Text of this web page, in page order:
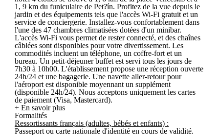
1, 9 km du funiculaire de Pet?ín. Profitez de la vue depuis le
jardin et des équipements tels que l'accès Wi-Fi gratuit et un
service de conciergerie. Installez-vous confortablement dans
l'une des 47 chambres climatisées dotées d'un minibar.
L'accès Wi-Fi vous permet de rester connecté, et des chaînes
câblées sont disponibles pour votre divertissement. Les
commodités incluent un téléphone, un coffre-fort et un
bureau. Un petit-déjeuner buffet est servi tous les jours de
7h30 à 10h00. L'établissement propose une réception ouverte
24h/24 et une bagagerie. Une navette aller-retour pour
l'aéroport est disponible moyennant un supplément
(disponible 24h/24). Nous acceptons uniquement les cartes
de paiement (Visa, Mastercard).
+ En savoir plus
Formalités
Ressortissants français (adultes, bébés et enfants) :
Passeport ou carte nationale d'identité en cours de validité.